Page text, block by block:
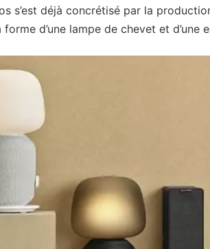
s’est déjà concrétisé par la
d’une lampe de chevet et d’une